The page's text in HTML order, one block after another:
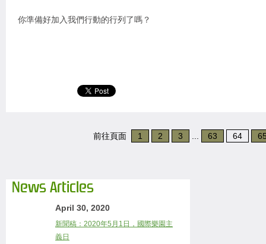
你準備好加入我們行動的行列了嗎？
前往頁面 1 2 3 63 64
News Articles
April 30, 2020
新聞稿：2020年5月1日，國際樂園主
義日